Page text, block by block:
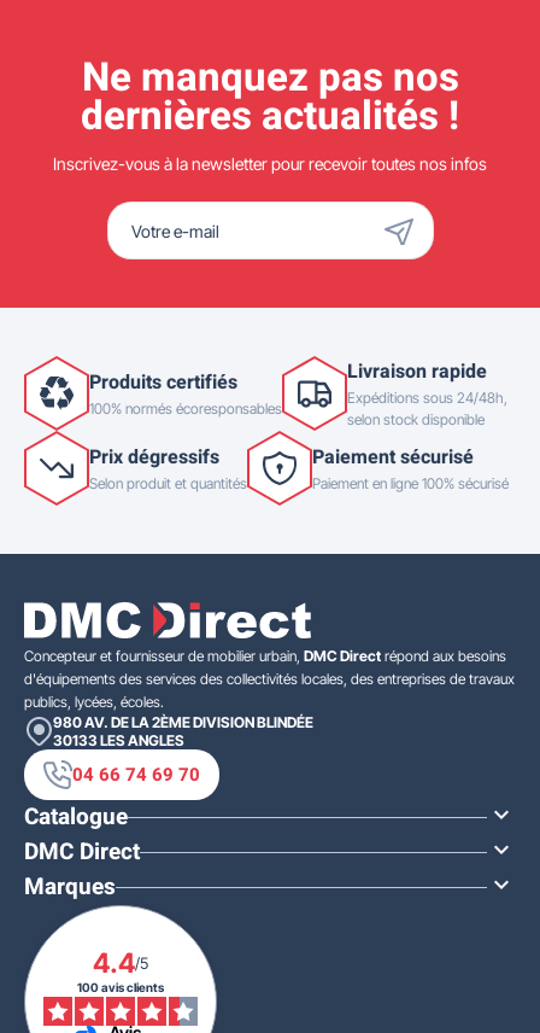
Ne manquez pas nos
dernières actualités !
Inscrivez-vous à la newsletter pour recevoir toutes nos infos
Produits certifiés
100% normés écoresponsables
Livraison rapide
Expéditions sous 24/48h,
selon stock disponible
Prix dégressifs
Selon produit et quantités
Paiement sécurisé
Paiement en ligne 100% sécurisé
Concepteur et fournisseur de mobilier urbain, DMC Direct répond aux besoins
d'équipements des services des collectivités locales, des entreprises de travaux
publics, lycées, écoles.
980 AV. DE LA 2ÈME DIVISION BLINDÉE
30133 LES ANGLES
04 66 74 69 70
Catalogue 
DMC Direct 
Marques 
4.4/5
100 avis clients